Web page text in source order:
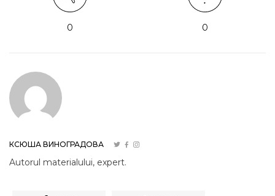
0 0
КСЮША ВИНОГРАДОВА
Autorul materialului, expert.